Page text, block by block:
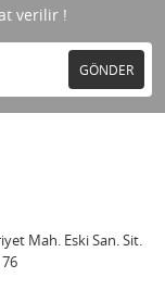
verilir !
GÖNDER
Mah. Eski San. Sit.